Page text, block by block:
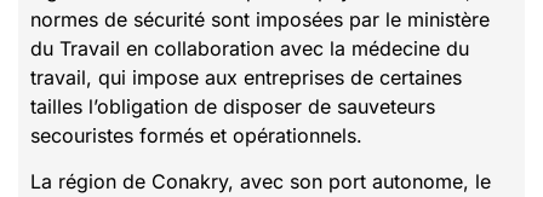
normes de sécurité sont imposées par le ministère
du Travail en collaboration avec la médecine du
travail, qui impose aux entreprises de certaines
tailles l’obligation de disposer de sauveteurs
secouristes formés et opérationnels.
La région de Conakry, avec son port autonome, le